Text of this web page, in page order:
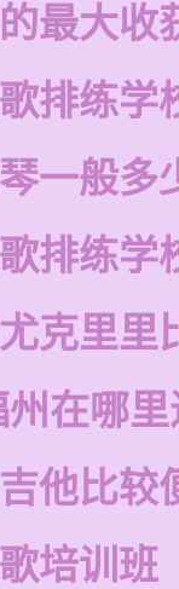
最大收
排练学
一般多
排练学
克里里
在哪
他比较
培训班